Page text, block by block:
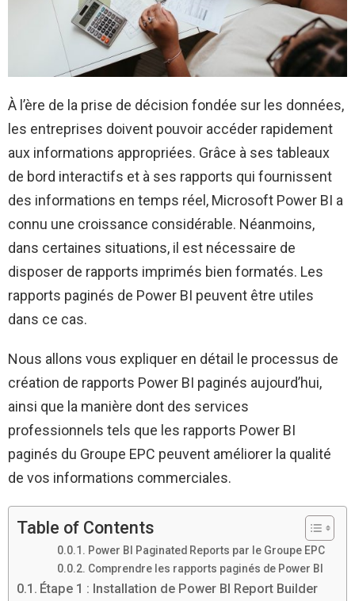
À l’ère de la prise de décision fondée sur les données,
les entreprises doivent pouvoir accéder rapidement
aux informations appropriées. Grâce à ses tableaux
de bord interactifs et à ses rapports qui fournissent
des informations en temps réel, Microsoft Power BI a
connu une croissance considérable. Néanmoins,
dans certaines situations, il est nécessaire de
disposer de rapports imprimés bien formatés. Les
rapports paginés de Power BI peuvent être utiles
dans ce cas.
Nous allons vous expliquer en détail le processus de
création de rapports Power BI paginés aujourd’hui,
ainsi que la manière dont des services
professionnels tels que les rapports Power BI
paginés du Groupe EPC peuvent améliorer la qualité
de vos informations commerciales.
Table of Contents
Power BI Paginated Reports par le Groupe EPC
Comprendre les rapports paginés de Power BI
Étape 1 : Installation de Power BI Report Builder